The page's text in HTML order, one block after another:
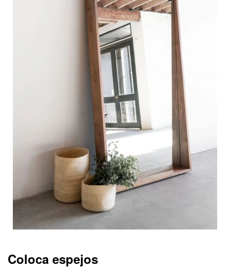
Coloca espejos